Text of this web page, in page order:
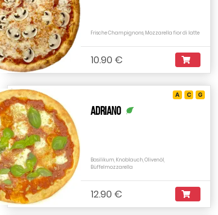
Frische Champignons, Mozzarella fior di latte
10.90 €
Adriano
A C G
Basilikum, Knoblauch, Olivenöl,
Büffelmozzarella
12.90 €